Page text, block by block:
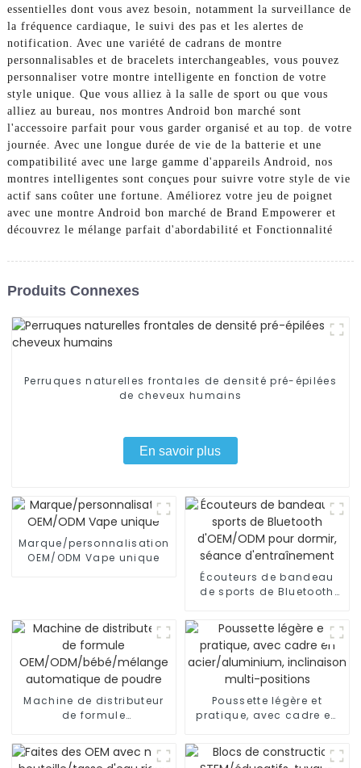
essentielles dont vous avez besoin, notamment la surveillance de
la fréquence cardiaque, le suivi des pas et les alertes de
notification. Avec une variété de cadrans de montre
personnalisables et de bracelets interchangeables, vous pouvez
personnaliser votre montre intelligente en fonction de votre
style unique. Que vous alliez à la salle de sport ou que vous
alliez au bureau, nos montres Android bon marché sont
l'accessoire parfait pour vous garder organisé et au top. de votre
journée. Avec une longue durée de vie de la batterie et une
compatibilité avec une large gamme d'appareils Android, nos
montres intelligentes sont conçues pour suivre votre style de vie
actif sans coûter une fortune. Améliorez votre jeu de poignet
avec une montre Android bon marché de Brand Empowerer et
découvrez le mélange parfait d'abordabilité et Fonctionnalité
Produits Connexes
Perruques naturelles frontales de densité pré-épilées
de cheveux humains
En savoir plus
Marque/personnalisation
OEM/ODM Vape unique
Écouteurs de bandeau
de sports de Bluetooth
séance d'entraînement
Machine de distributeur
de formule
automatique de poudre
Poussette légère et
pratique, avec cadre en
inclinaison multi-
positions